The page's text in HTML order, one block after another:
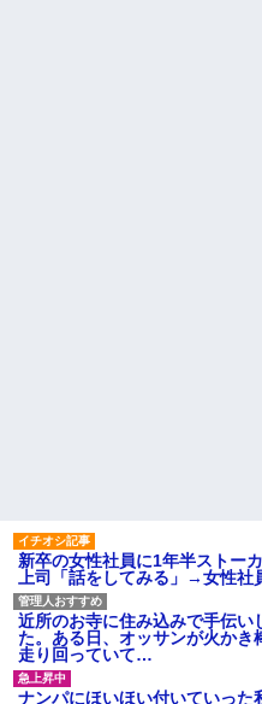
みようとしただけ☆』義兄「泥
は出てけ！二度と来るな！」結
果・・・
私「初めて飲む味だけどなん
のお茶？」彼「ちっ！」私「」
【GIF】JSのカンチョーワロ
タ
後続車にクラクションを鳴ら
新卒の女性社員に1年半ストー
上司「話をしてみる」→女性社
近所のお寺に住み込みで手伝
た。ある日、オッサンが火かき
走り回っていて…
ナンパにほいほい付いていった